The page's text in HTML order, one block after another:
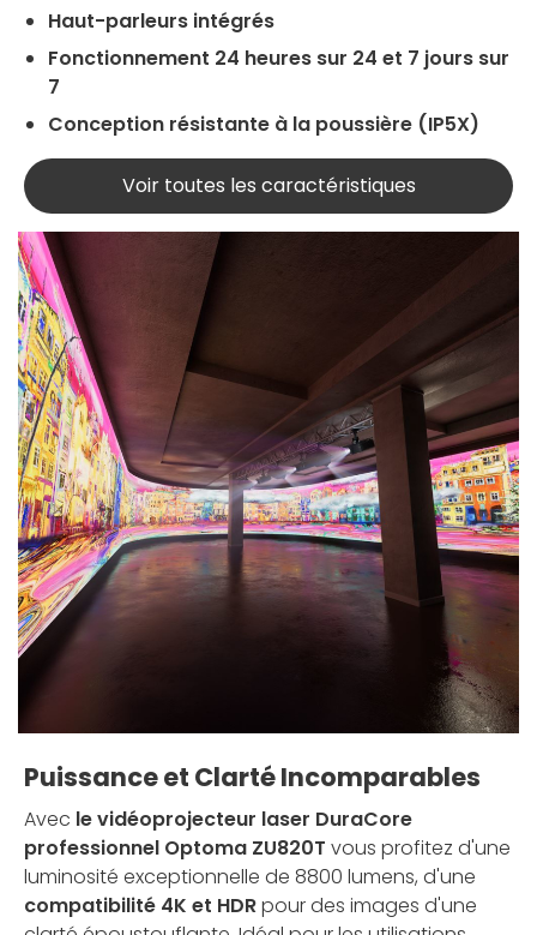
Haut-parleurs intégrés
Fonctionnement 24 heures sur 24 et 7 jours sur
7
Conception résistante à la poussière (IP5X)
Voir toutes les caractéristiques
Puissance et Clarté Incomparables
Avec le vidéoprojecteur laser DuraCore
professionnel Optoma ZU820T vous profitez d'une
luminosité exceptionnelle de 8800 lumens, d'une
compatibilité 4K et HDRpour des images d'une